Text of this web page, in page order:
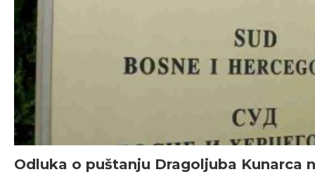
Odluka o puštanju Dragoljuba Kunarca